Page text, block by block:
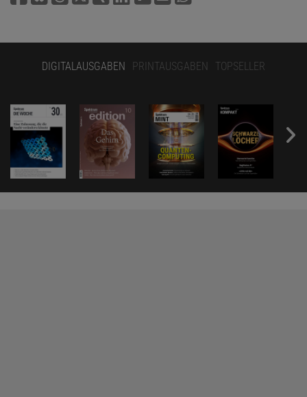
DIGITALAUSGABEN PRINTAUSGABEN TOPSELLER